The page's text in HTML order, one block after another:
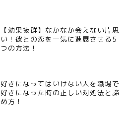
【効果抜群】なかなか会えない片思
い！彼との恋を一気に進展させる5
つの方法！
好きになってはいけない人を職場で
好きになった時の正しい対処法と諦
め方！